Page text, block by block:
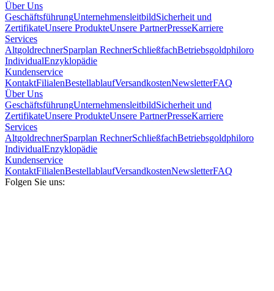
Über Uns
GeschäftsführungUnternehmensleitbildSicherheit und
ZertifikateUnsere ProdukteUnsere PartnerPresseKarriere
Services
AltgoldrechnerSparplan RechnerSchließfachBetriebsgoldphiloro
IndividualEnzyklopädie
Kundenservice
KontaktFilialenBestellablaufVersandkostenNewsletterFAQ
Über Uns
GeschäftsführungUnternehmensleitbildSicherheit und
ZertifikateUnsere ProdukteUnsere PartnerPresseKarriere
Services
AltgoldrechnerSparplan RechnerSchließfachBetriebsgoldphiloro
IndividualEnzyklopädie
Kundenservice
KontaktFilialenBestellablaufVersandkostenNewsletterFAQ
Folgen Sie uns: